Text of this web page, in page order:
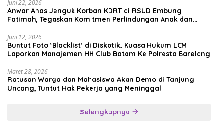
Juni 22, 2026
Anwar Anas Jenguk Korban KDRT di RSUD Embung
Fatimah, Tegaskan Komitmen Perlindungan Anak dan
Juni 12, 2026
Buntut Foto ‘Blacklist’ di Diskotik, Kuasa Hukum LCM
Laporkan Manajemen HH Club Batam Ke Polresta Barelang
Maret 28, 2026
Ratusan Warga dan Mahasiswa Akan Demo di Tanjung
Uncang, Tuntut Hak Pekerja yang Meninggal
Selengkapnya